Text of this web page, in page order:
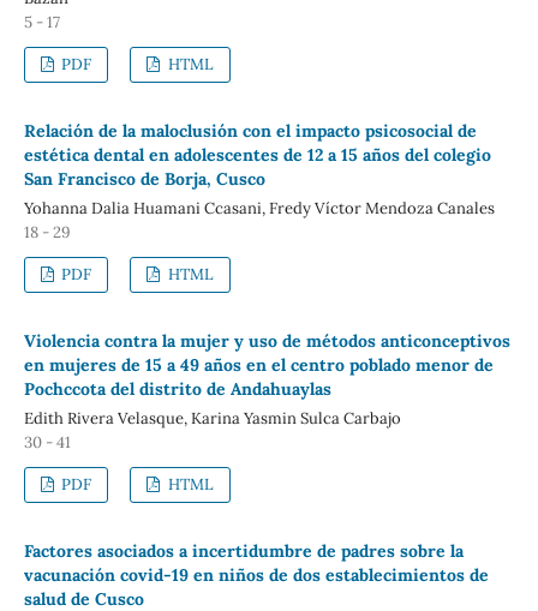
5 - 17
PDF HTML
Relación de la maloclusión con el impacto psicosocial de
estética dental en adolescentes de 12 a 15 años del colegio
San Francisco de Borja, Cusco
Yohanna Dalia Huamani Ccasani, Fredy Víctor Mendoza Canales
18 - 29
PDF HTML
Violencia contra la mujer y uso de métodos anticonceptivos
en mujeres de 15 a 49 años en el centro poblado menor de
Pochccota del distrito de Andahuaylas
Edith Rivera Velasque, Karina Yasmin Sulca Carbajo
30 - 41
PDF HTML
Factores asociados a incertidumbre de padres sobre la
vacunación covid-19 en niños de dos establecimientos de
salud de Cusco